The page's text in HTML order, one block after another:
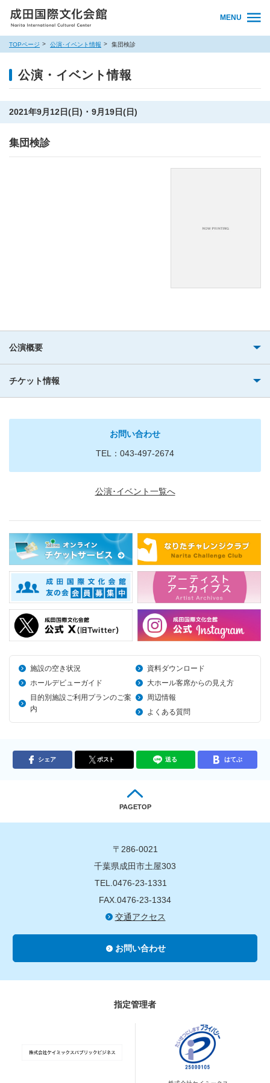
MENU
TOPページ 公演･イベント情報 集団検診
公演・イベント情報
2021年9月12日(日) ･ 9月19日(日)
集団検診
公演概要
チケット情報
お問い合わせ
TEL：043-497-2674
公演･イベント一覧へ
施設の空き状況
資料ダウンロード
ホールデビューガイド
大ホール客席からの見え方
目的別施設ご利用プランのご案
内
周辺情報
よくある質問
シェア ポスト 送る はてぶ
PAGETOP
〒286-0021
千葉県成田市土屋303
TEL.0476-23-1331
FAX.0476-23-1334
交通アクセス
お問い合わせ
指定管理者